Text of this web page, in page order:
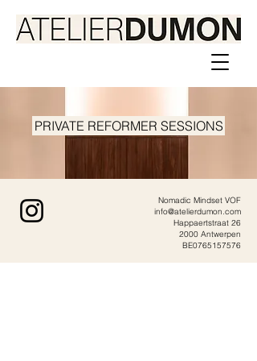
PRIVATE REFORMER SESSIONS
Nomadic Mindset VOF
info@atelierdumon.com
Happaertstraat 26
2000 Antwerpen
BE0765157576